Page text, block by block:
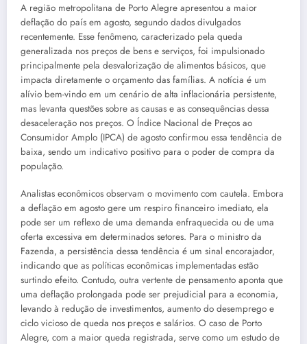
A região metropolitana de Porto Alegre apresentou a maior
deflação do país em agosto, segundo dados divulgados
recentemente. Esse fenômeno, caracterizado pela queda
generalizada nos preços de bens e serviços, foi impulsionado
principalmente pela desvalorização de alimentos básicos, que
impacta diretamente o orçamento das famílias. A notícia é um
alívio bem-vindo em um cenário de alta inflacionária persistente,
mas levanta questões sobre as causas e as consequências dessa
desaceleração nos preços. O Índice Nacional de Preços ao
Consumidor Amplo (IPCA) de agosto confirmou essa tendência de
baixa, sendo um indicativo positivo para o poder de compra da
população.
Analistas econômicos observam o movimento com cautela. Embora
a deflação em agosto gere um respiro financeiro imediato, ela
pode ser um reflexo de uma demanda enfraquecida ou de uma
oferta excessiva em determinados setores. Para o ministro da
Fazenda, a persistência dessa tendência é um sinal encorajador,
indicando que as políticas econômicas implementadas estão
surtindo efeito. Contudo, outra vertente de pensamento aponta que
uma deflação prolongada pode ser prejudicial para a economia,
levando à redução de investimentos, aumento do desemprego e
ciclo vicioso de queda nos preços e salários. O caso de Porto
Alegre, com a maior queda registrada, serve como um estudo de